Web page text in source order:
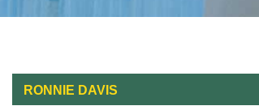
RONNIE DAVIS